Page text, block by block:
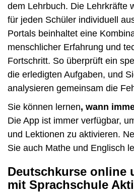
dem Lehrbuch. Die Lehrkräfte
für jeden Schüler individuell
Portals beinhaltet eine
menschlicher Erfahrung und
Fortschritt. So überprüft ein
die erledigten Aufgaben, und
analysieren gemeinsam die
Sie können lernen, wann
Die App ist immer verfügbar,
und Lektionen zu aktivieren.
Sie auch Mathe und Englisch
Deutschkurse online
mit Sprachschule